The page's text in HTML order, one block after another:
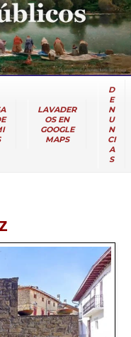
LAVADER
OS EN
GOOGLE
MAPS
D
E
N
U
N
CI
A
S